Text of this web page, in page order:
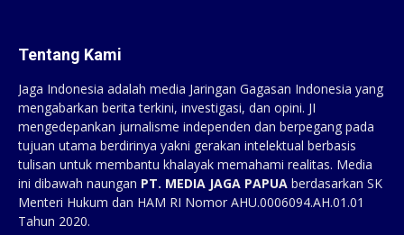
Tentang Kami
Jaga Indonesia adalah media Jaringan Gagasan Indonesia yang
mengabarkan berita terkini, investigasi, dan opini. JI
mengedepankan jurnalisme independen dan berpegang pada
tujuan utama berdirinya yakni gerakan intelektual berbasis
tulisan untuk membantu khalayak memahami realitas. Media
ini dibawah naungan PT. MEDIA JAGA PAPUA berdasarkan SK
Menteri Hukum dan HAM RI Nomor AHU.0006094.AH.01.01
Tahun 2020.